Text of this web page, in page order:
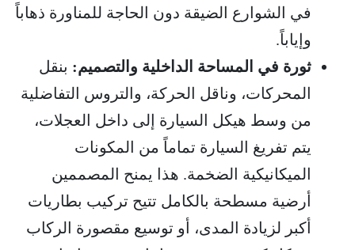
في الشوارع الضيقة دون الحاجة للمناورة ذهاباً
وإياباً.
ثورة في المساحة الداخلية والتصميم: بنقل
المحركات، وناقل الحركة، والتروس التفاضلية
من وسط هيكل السيارة إلى داخل العجلات،
يتم تفريغ السيارة تماماً من المكونات
الميكانيكية الضخمة. هذا يمنح المصممين
أرضية مسطحة بالكامل تتيح تركيب بطاريات
أكبر لزيادة المدى، أو توسيع مقصورة الركاب